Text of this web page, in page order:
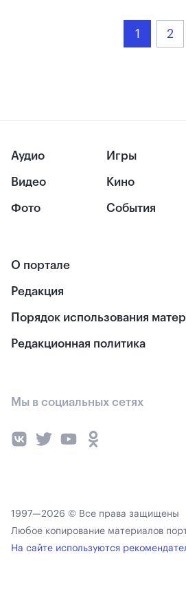
1 2
Аудио
Видео
Фото
Игры
Кино
События
О портале
Редакция
Порядок использования
Редакционная политика
Мы в социальных сетях
1997—2026 © Все права защищены
Любое копирование материалов
На сайте используются